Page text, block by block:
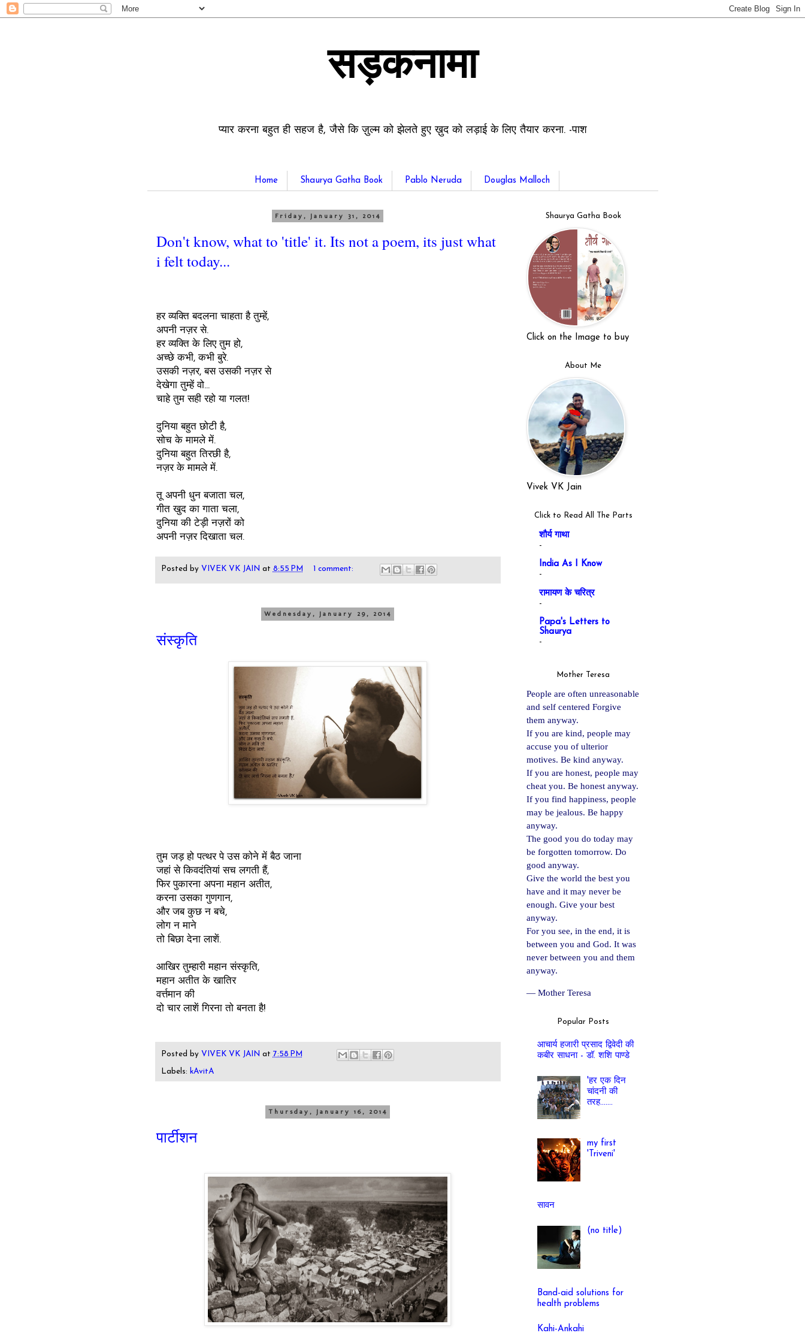
सड़कनामा
प्यार करना बहुत ही सहज है, जैसे कि ज़ुल्म को झेलते हुए ख़ुद को लड़ाई के लिए तैयार करना. -पाश
Home Shaurya Gatha Book Pablo Neruda Douglas Malloch
Friday, January 31, 2014
Don't know, what to 'title' it. Its not a poem, its just what
i felt today...
हर व्यक्ति बदलना चाहता है तुम्हें,
अपनी नज़र से.
हर व्यक्ति के लिए तुम हो,
अच्छे कभी, कभी बुरे.
उसकी नज़र, बस उसकी नज़र से
देखेगा तुम्हें वो...
चाहे तुम सही रहो या गलत!
दुनिया बहुत छोटी है,
सोच के मामले में.
दुनिया बहुत तिरछी है,
नज़र के मामले में.
तू अपनी धुन बजाता चल,
गीत खुद का गाता चला,
दुनिया की टेड़ी नज़रों को
अपनी नज़र दिखाता चल.
Posted by VIVEK VK JAIN at 8:55 PM 1 comment:
Wednesday, January 29, 2014
संस्कृति
तुम जड़ हो पत्थर पे उस कोने में बैठ जाना
जहां से किवदंतियां सच लगती हैं,
फिर पुकारना अपना महान अतीत,
करना उसका गुणगान,
और जब कुछ न बचे,
लोग न माने
तो बिछा देना लाशें.
आखिर तुम्हारी महान संस्कृति,
महान अतीत के खातिर
वर्त्तमान की
दो चार लाशें गिरना तो बनता है!
Posted by VIVEK VK JAIN at 7:58 PM
Labels: kAvitA
Thursday, January 16, 2014
पार्टीशन
Shaurya Gatha Book
Click on the Image to buy
About Me
Vivek VK Jain
Click to Read All The Parts
शौर्य गाथा
-
India As I Know
-
रामायण के चरित्र
-
Papa's Letters to
Shaurya
-
Mother Teresa
People are often unreasonable
and self centered Forgive
them anyway.
If you are kind, people may
accuse you of ulterior
motives. Be kind anyway.
If you are honest, people may
cheat you. Be honest anyway.
If you find happiness, people
may be jealous. Be happy
anyway.
The good you do today may
be forgotten tomorrow. Do
good anyway.
Give the world the best you
have and it may never be
enough. Give your best
anyway.
For you see, in the end, it is
between you and God. It was
never between you and them
anyway.
― Mother Teresa
Popular Posts
आचार्य हजारी प्रसाद द्विवेदी की
कबीर साधना - डॉ. शशि पाण्डे
'हर एक दिन
चांदनी की
तरह.......
my first
'Triveni'
सावन
(no title)
Band-aid solutions for
health problems
Kahi-Ankahi